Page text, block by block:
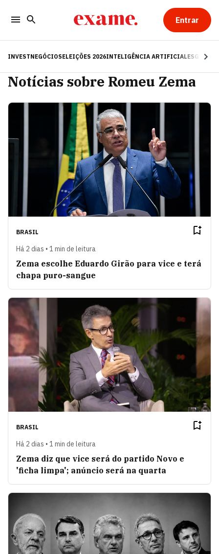
Entrar
INVESTNEGÓCIOSELEIÇÕES 2026INTELIGÊNCIA ARTIFICIALESG
Notícias sobre Romeu Zema
BRASIL
Há 2 dias • 1 min de leitura
Zema escolhe Eduardo Girão para vice e terá
chapa puro-sangue
BRASIL
Há 2 dias • 1 min de leitura
Zema diz que vice será do partido Novo e
'ficha limpa'; anúncio será na quarta